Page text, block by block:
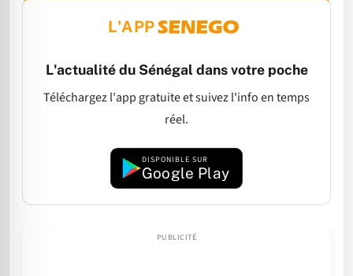
L'APP
L'actualité du Sénégal dans votre poche
Téléchargez l'app gratuite et suivez l'info en temps
réel.
DISPONIBLE SUR
Google Play